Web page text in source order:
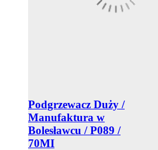
Podgrzewacz Duży /
Manufaktura w
Bolesławcu / P089 /
70MI